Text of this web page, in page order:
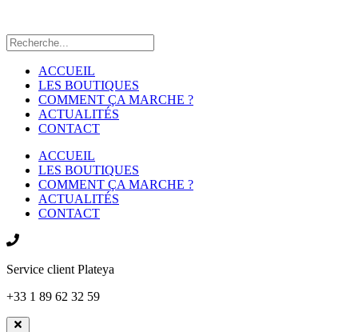
ACCUEIL
LES BOUTIQUES
COMMENT ÇA MARCHE ?
ACTUALITÉS
CONTACT
ACCUEIL
LES BOUTIQUES
COMMENT ÇA MARCHE ?
ACTUALITÉS
CONTACT
Service client Plateya
+33 1 89 62 32 59